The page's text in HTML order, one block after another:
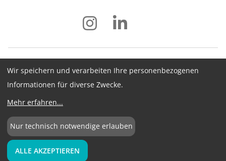
Impressum Datenschutz
AGB
Hinweisgebersystem
Newsletter
Cookie-Konfiguration
©2026BME e.V.
Wir speichern und verarbeiten Ihre personenbezogenen
Informationen für diverse Zwecke.
Mehr erfahren...
Nur technisch notwendige erlauben
ALLE AKZEPTIEREN